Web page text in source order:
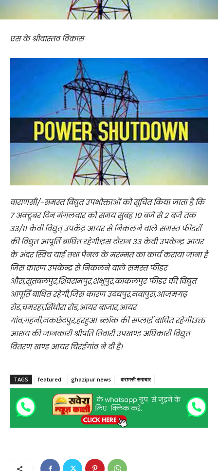
एस के श्रीवास्तव विकास
वाराणसी/-समस्त विद्युत उपभोक्ताओं को सूचित किया जाता है कि
7 अक्टूबर दिन मंगलवार को समय सुबह 10 बजे से 2 बजे तक
33/11 केवी विद्युत् उपकेंद्र आयर से निकलने वाले समस्त फीडरों
की विद्युत आपूर्ति बाधित रहेगी।इस दौरान 33 केवी उपकेन्द्र आयर
के अंदर स्विच यार्ड तथा पैनल के मरम्मत का कार्य कराया जाना है
जिस कारण उपकेन्द्र से निकलने वाले समस्त फीडर
औरा,सूतबलपुर,शिवरामपुर,शंभूपुर,काकलपुर फीडर की विद्युत
आपूर्ति बाधित रहेगी,जिस कारण उदयपुर,नवापुरा,आजमगढ़
रोड,चमरहा,सिंधोरा रोड,आयर बाजार,आयर
गांव,गहनी,नकछेदपुर,हरहुआ ब्लॉक की सप्लाई बाधित रहेगी।उक्त
आशय की जानकारी श्रीपति तिवारी उपखण्ड अधिकारी विद्युत
वितरण खण्ड आयर चिरईगांव ने दी है।
TAGS featured ghazipur news वाराणसी समाचार